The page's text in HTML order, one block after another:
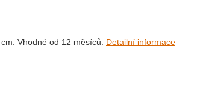
Vhodné od 12 měsíců. Detailní informace